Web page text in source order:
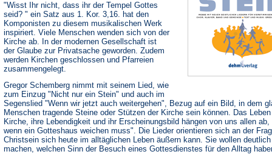
"Wisst Ihr nicht, dass ihr der Tempel Gottes
seid? " ein Satz aus 1. Kor. 3,16. hat den
Komponisten zu diesem musikalischen Werk
inspiriert. Viele Menschen wenden sich von der
Kirche ab. In der modernen Gesellschaft ist
der Glaube zur Privatsache geworden. Zudem
werden Kirchen geschlossen und Pfarreien
zusammengelegt.
Gregor Schemberg nimmt mit seinem Lied, wie
zum Einzug "Nicht nur ein Stein" und auch im
Segenslied "Wenn wir jetzt auch weitergehen", Bezug auf ein Bild, in dem
Menschen tragende Steine oder Stützen der Kirche sein können. Das
Kirche, ihre Lebendigkeit und ihr Erscheinungsbild hängen von uns allen
wenn ein Gotteshaus weichen muss". Die Lieder orientieren sich an der
Christsein sich heute im alltäglichen Leben äußern kann. Sie wollen deutlich
machen, welchen Sinn der Besuch eines Gottesdienstes für den Alltag